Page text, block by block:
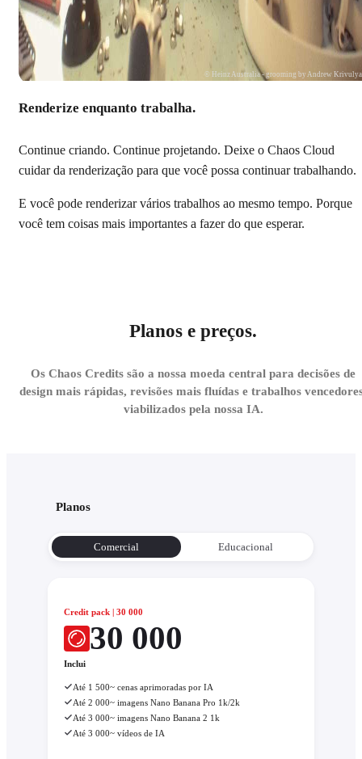
© Heinz Australia - grooming by Andrew Krivulyа
Renderize enquanto trabalha.
Continue criando. Continue projetando. Deixe o Chaos Cloud
cuidar da renderização para que você possa continuar trabalhando.
E você pode renderizar vários trabalhos ao mesmo tempo. Porque
você tem coisas mais importantes a fazer do que esperar.
Planos e preços.
Os Chaos Credits são a nossa moeda central para decisões de
design mais rápidas, revisões mais fluídas e trabalhos
viabilizados pela nossa IA.
Planos
Comercial Educacional
Credit pack | 30 000
30 000
Inclui
Até 1 500~ cenas aprimoradas por IA
Até 2 000~ imagens Nano Banana Pro 1k/2k
Até 3 000~ imagens Nano Banana 2 1k
Até 3 000~ vídeos de IA